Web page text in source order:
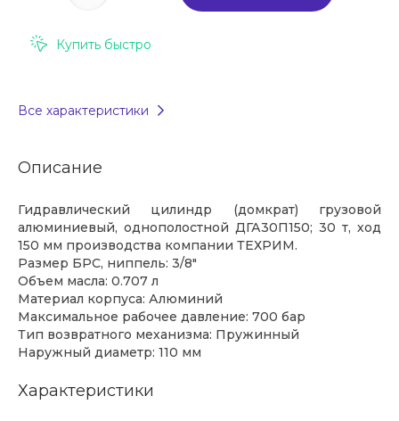
Купить быстро
Все характеристики
Описание
Гидравлический цилиндр (домкрат) грузовой
алюминиевый, однополостной ДГА30П150; 30 т, ход
150 мм производства компании ТЕХРИМ.
Размер БРС, ниппель: 3/8"
Объем масла: 0.707 л
Материал корпуса: Алюминий
Максимальное рабочее давление: 700 бар
Тип возвратного механизма: Пружинный
Наружный диаметр: 110 мм
Характеристики